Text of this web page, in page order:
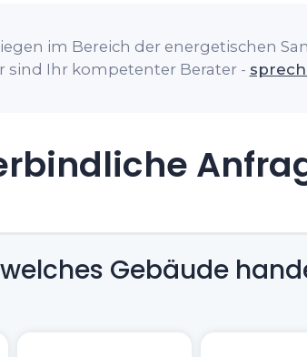
im Bereich der energetischen
sind Ihr kompetenter Berater -